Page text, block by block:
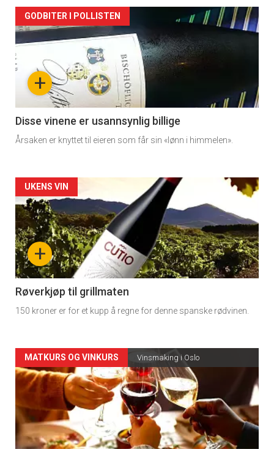
Forsiden
akkurat
nå
3
+
GODBITER I POLLISTEN
Disse vinene er usannsynlig billige
Årsaken er knyttet til eieren som får sin «lønn i himmelen».
Forsiden
akkurat
nå
-
4
+
UKENS VIN
Røverkjøp til grillmaten
150 kroner er for et kupp å regne for denne spanske rødvinen.
Forsiden
akkurat
nå
-
MATKURS OG VINKURS Vinsmaking i Oslo